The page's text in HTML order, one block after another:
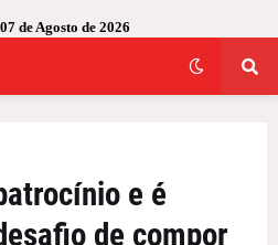
de Agosto de 2026
e é
de compor